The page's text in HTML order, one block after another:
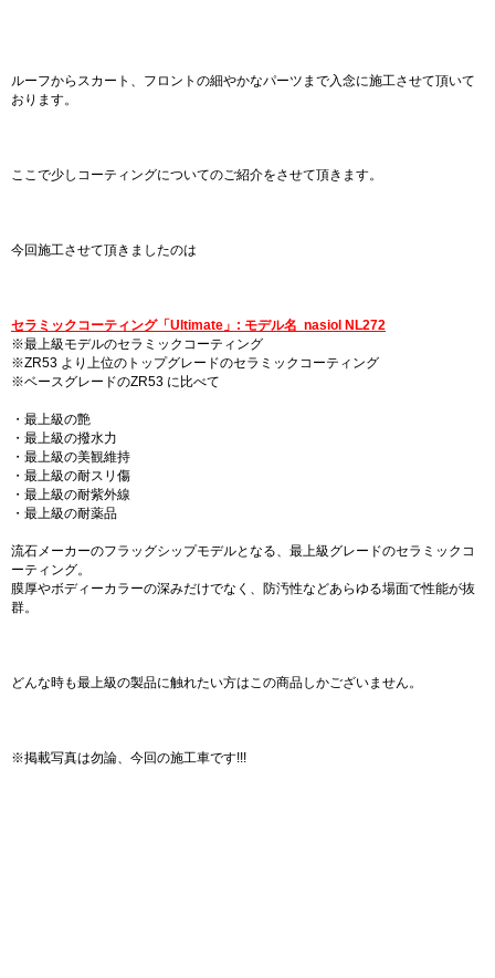
ルーフからスカート、フロントの細やかなパーツまで入念に施工させて頂いて
おります。
ここで少しコーティングについてのご紹介をさせて頂きます。
今回施工させて頂きましたのは
セラミックコーティング「Ultimate」: モデル名 nasiol NL272
※最上級モデルのセラミックコーティング
※ZR53 より上位のトップグレードのセラミックコーティング
※ベースグレードのZR53 に比べて
・最上級の艶
・最上級の撥水力
・最上級の美観維持
・最上級の耐スリ傷
・最上級の耐紫外線
・最上級の耐薬品
流石メーカーのフラッグシップモデルとなる、最上級グレードのセラミックコ
ーティング。
膜厚やボディーカラーの深みだけでなく、防汚性などあらゆる場面で性能が抜
群。
どんな時も最上級の製品に触れたい方はこの商品しかございません。
※掲載写真は勿論、今回の施工車です!!!